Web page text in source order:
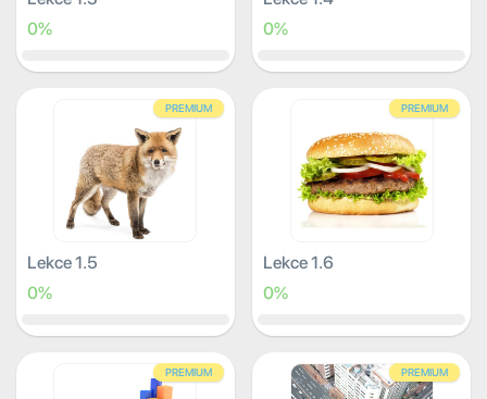
0%
0%
PREMIUM
Lekce 1.5
0%
PREMIUM
Lekce 1.6
0%
PREMIUM PREMIUM